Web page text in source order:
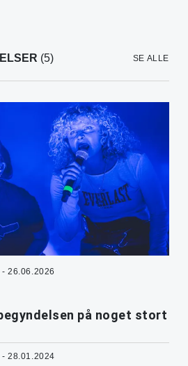
(5) SE ALLE
- 26.06.2026
på noget stort
- 28.01.2024